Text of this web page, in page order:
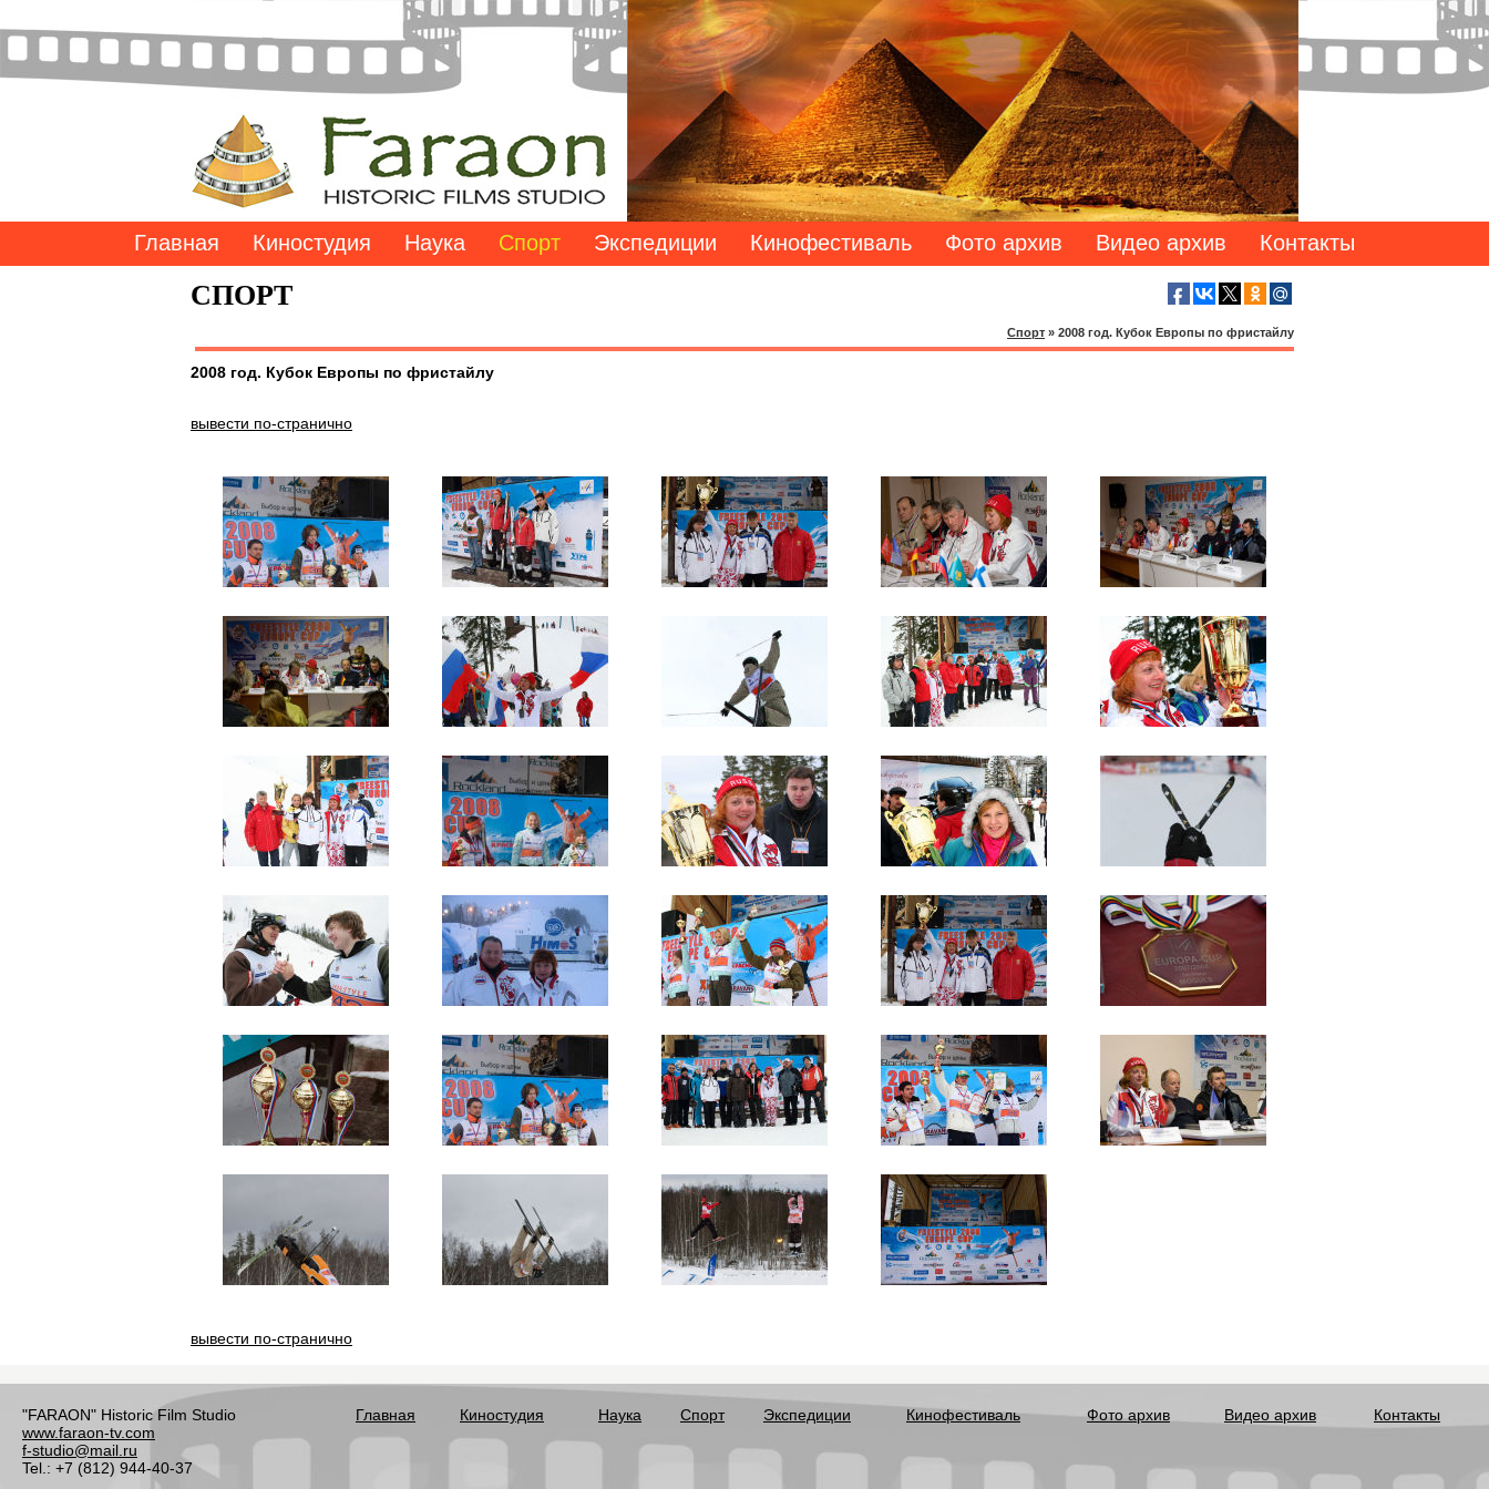
Главная Киностудия Наука Спорт Экспедиции Кинофестиваль Фото архив Видео архив Контакты
СПОРТ
Спорт » 2008 год. Кубок Европы по фристайлу
2008 год. Кубок Европы по фристайлу
вывести по-странично
вывести по-странично
"FARAON" Historic Film Studio
www.faraon-tv.com
f-studio@mail.ru
Tel.: +7 (812) 944-40-37
Главная Киностудия Наука Спорт Экспедиции Кинофестиваль Фото архив Видео архив Контакты